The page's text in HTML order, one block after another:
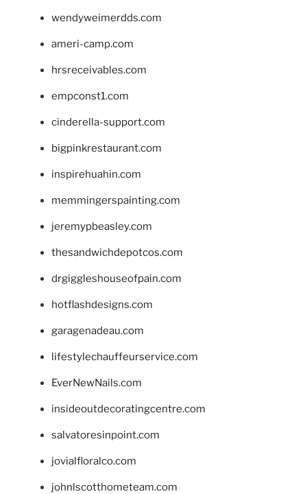
wendyweimerdds.com
ameri-camp.com
hrsreceivables.com
empconst1.com
cinderella-support.com
bigpinkrestaurant.com
inspirehuahin.com
memmingerspainting.com
jeremypbeasley.com
thesandwichdepotcos.com
drgiggleshouseofpain.com
hotflashdesigns.com
garagenadeau.com
lifestylechauffeurservice.com
EverNewNails.com
insideoutdecoratingcentre.com
salvatoresinpoint.com
jovialfloralco.com
johnlscotthometeam.com